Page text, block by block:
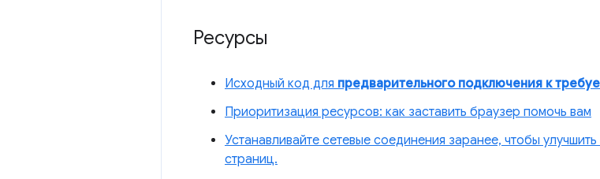
Ресурсы
Исходный код для предварительного подключения к
Приоритизация ресурсов: как заставить браузер помочь вам
Устанавливайте сетевые соединения заранее, чтобы
страниц.